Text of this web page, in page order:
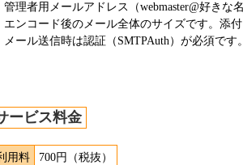
管理者用メールアドレス（webmaster@好き
エンコード後のメール全体のサイズです。添
メール送信時は認証（SMTPAuth）が必須です
ービス料金
用料 700円（税抜）